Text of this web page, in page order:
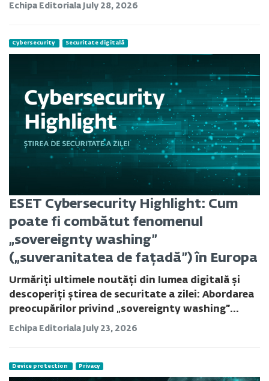
Echipa Editoriala July 28, 2026
Cybersecurity Securitate digitală
ESET Cybersecurity Highlight: Cum
poate fi combătut fenomenul
„sovereignty washing”
(„suveranitatea de fațadă”) în Europa
Urmăriți ultimele noutăți din lumea digitală și
descoperiți știrea de securitate a zilei: Abordarea
preocupărilor privind „sovereignty washing”...
Echipa Editoriala July 23, 2026
Device protection Privacy